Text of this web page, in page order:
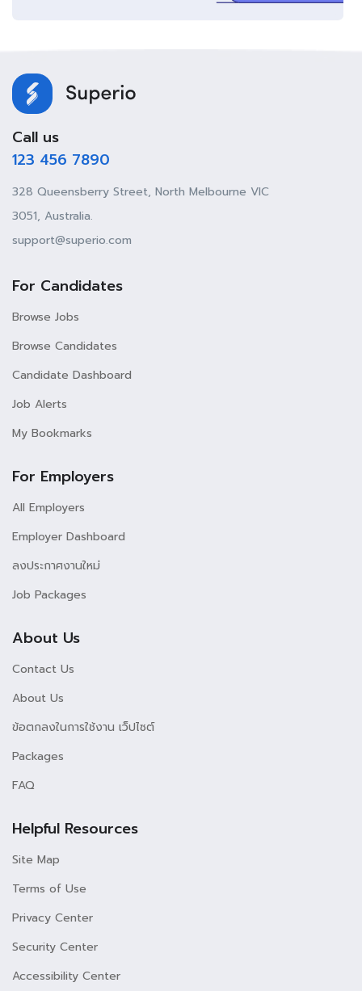
Call us
123 456 7890
328 Queensberry Street, North Melbourne VIC
3051, Australia.
support@superio.com
For Candidates
Browse Jobs
Browse Candidates
Candidate Dashboard
Job Alerts
My Bookmarks
For Employers
All Employers
Employer Dashboard
ลงประกาศงานใหม่
Job Packages
About Us
Contact Us
About Us
ข้อตกลงในการใช้งาน เว็ปไซต์
Packages
FAQ
Helpful Resources
Site Map
Terms of Use
Privacy Center
Security Center
Accessibility Center